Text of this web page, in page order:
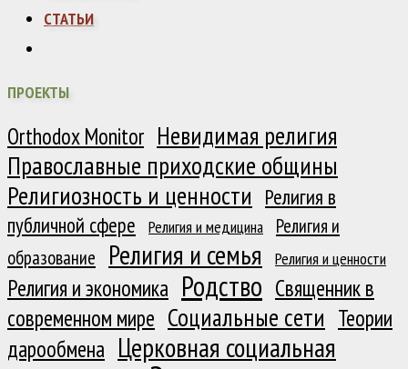
СТАТЬИ
ПРОЕКТЫ
Orthodox Monitor Невидимая религия
Православные приходские общины
Религиозность и ценности Религия в
публичной сфере
Религия и медицина
Религия и
образование
Религия и семья Религия и ценности
Религия и экономика Родство Священник в
современном мире Социальные сети Теории
дарообмена Церковная социальная